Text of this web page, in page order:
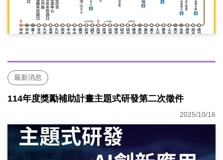
最新消息
114年度獎勵補助計畫主題式研發第二次徵件
2025/10/16